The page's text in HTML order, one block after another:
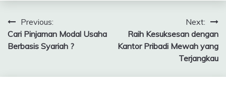
Post
navigation
Previous:
Cari Pinjaman Modal Usaha
Berbasis Syariah ?
Next:
Raih Kesuksesan dengan
Kantor Pribadi Mewah yang
Terjangkau